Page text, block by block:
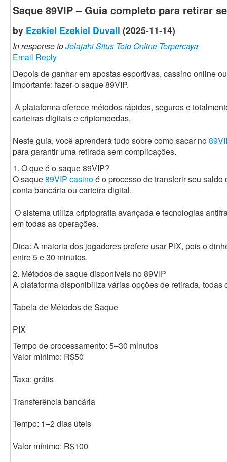
Saque 89VIP – Guia completo para retirar
by Ezekiel Ezekiel Duvall (2025-11-14)
In response toJelajahi Situs Toto Online Terpercaya
Email Reply
Depois de ganhar em apostas esportivas, cassino online
importante: fazer o saque 89VIP.
A plataforma oferece métodos rápidos, seguros e
carteiras digitais e criptomoedas.
Neste guia, você aprenderá tudo sobre como sacar no
para garantir uma retirada sem complicações.
1. O que é o saque 89VIP?
O saque89VIP casinoé o processo de transferir seu
conta bancária ou carteira digital.
O sistema utiliza criptografia avançada e tecnologias
em todas as operações.
Dica: A maioria dos jogadores prefere usar PIX, pois o
entre 5 e 30 minutos.
2. Métodos de saque disponíveis no 89VIP
A plataforma disponibiliza várias opções de retirada,
Tabela de Métodos de Saque
PIX
Tempo de processamento: 5–30 minutos
Valor mínimo: R$50
Taxa: grátis
Transferência bancária
Tempo: 1–2 dias úteis
Valor mínimo: R$100